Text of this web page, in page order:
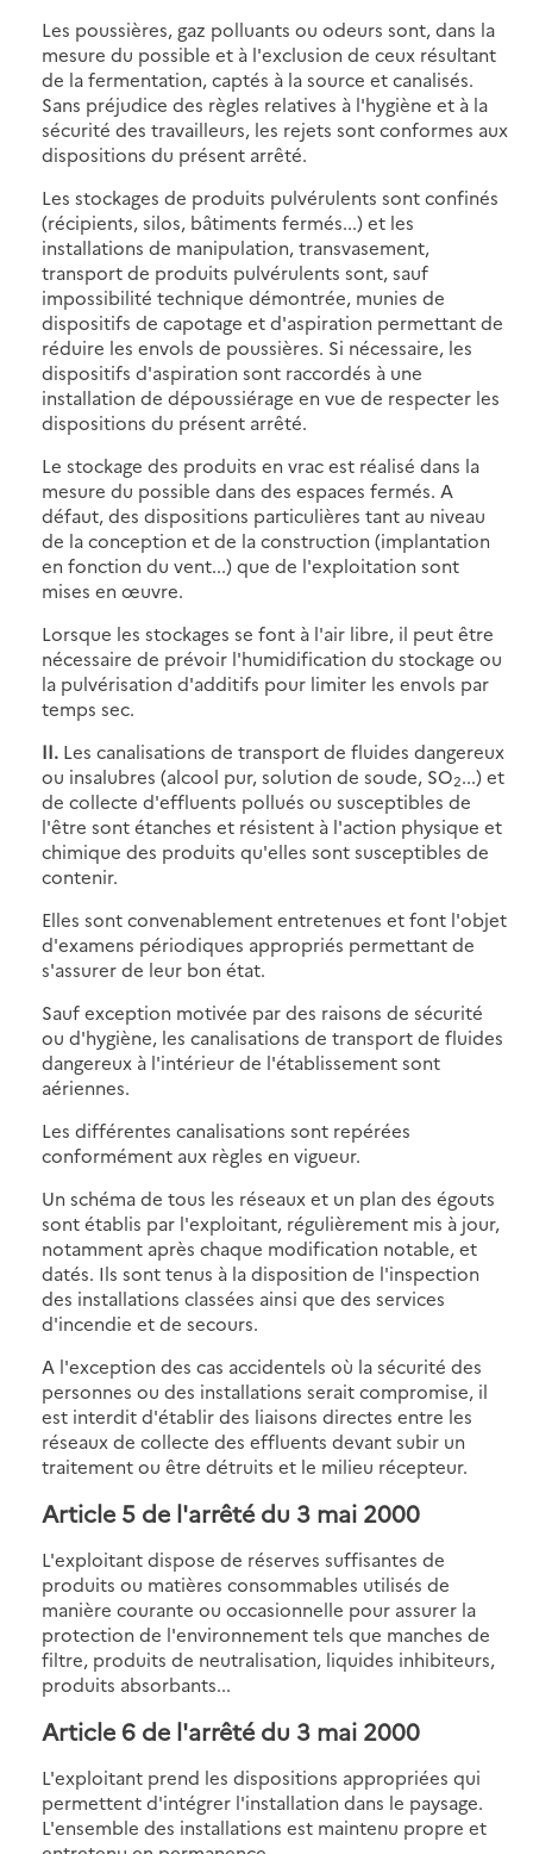
Les poussières, gaz polluants ou odeurs sont, dans la
mesure du possible et à l'exclusion de ceux résultant
de la fermentation, captés à la source et canalisés.
Sans préjudice des règles relatives à l'hygiène et à la
sécurité des travailleurs, les rejets sont conformes aux
dispositions du présent arrêté.
Les stockages de produits pulvérulents sont confinés
(récipients, silos, bâtiments fermés...) et les
installations de manipulation, transvasement,
transport de produits pulvérulents sont, sauf
impossibilité technique démontrée, munies de
dispositifs de capotage et d'aspiration permettant de
réduire les envols de poussières. Si nécessaire, les
dispositifs d'aspiration sont raccordés à une
installation de dépoussiérage en vue de respecter les
dispositions du présent arrêté.
Le stockage des produits en vrac est réalisé dans la
mesure du possible dans des espaces fermés. A
défaut, des dispositions particulières tant au niveau
de la conception et de la construction (implantation
en fonction du vent...) que de l'exploitation sont
mises en œuvre.
Lorsque les stockages se font à l'air libre, il peut être
nécessaire de prévoir l'humidification du stockage ou
la pulvérisation d'additifs pour limiter les envols par
temps sec.
II. Les canalisations de transport de fluides dangereux
ou insalubres (alcool pur, solution de soude, SO2...) et
de collecte d'effluents pollués ou susceptibles de
l'être sont étanches et résistent à l'action physique et
chimique des produits qu'elles sont susceptibles de
contenir.
Elles sont convenablement entretenues et font l'objet
d'examens périodiques appropriés permettant de
s'assurer de leur bon état.
Sauf exception motivée par des raisons de sécurité
ou d'hygiène, les canalisations de transport de fluides
dangereux à l'intérieur de l'établissement sont
aériennes.
Les différentes canalisations sont repérées
conformément aux règles en vigueur.
Un schéma de tous les réseaux et un plan des égouts
sont établis par l'exploitant, régulièrement mis à jour,
notamment après chaque modification notable, et
datés. Ils sont tenus à la disposition de l'inspection
des installations classées ainsi que des services
d'incendie et de secours.
A l'exception des cas accidentels où la sécurité des
personnes ou des installations serait compromise, il
est interdit d'établir des liaisons directes entre les
réseaux de collecte des effluents devant subir un
traitement ou être détruits et le milieu récepteur.
Article 5 de l'arrêté du 3 mai 2000
L'exploitant dispose de réserves suffisantes de
produits ou matières consommables utilisés de
manière courante ou occasionnelle pour assurer la
protection de l'environnement tels que manches de
filtre, produits de neutralisation, liquides inhibiteurs,
produits absorbants...
Article 6 de l'arrêté du 3 mai 2000
L'exploitant prend les dispositions appropriées qui
permettent d'intégrer l'installation dans le paysage.
L'ensemble des installations est maintenu propre et